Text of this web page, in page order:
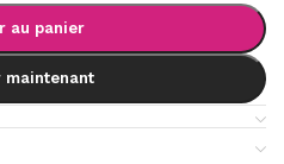
au panier
maintenant